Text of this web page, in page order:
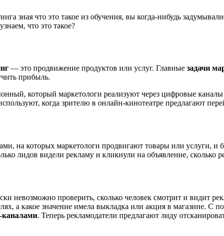
зная что это такое из обучения, вы когда-нибудь
что это такое?
— это продвижение продуктов или услуг. Главные задачи
прибыль.
который маркетологи реализуют через цифровые
когда зрителю в онлайн-кинотеатре предлагают
на которых маркетологи продвигают товары или услуги, и
лидов видели рекламу и кликнули на объявление, сколько
невозможно проверить, сколько человек смотрит и видит
а какое значение имела выкладка или акция в магазине.
каналами. Теперь рекламодатели предлагают лиду